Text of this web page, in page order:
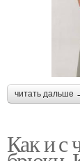
читать дальше
Как и с